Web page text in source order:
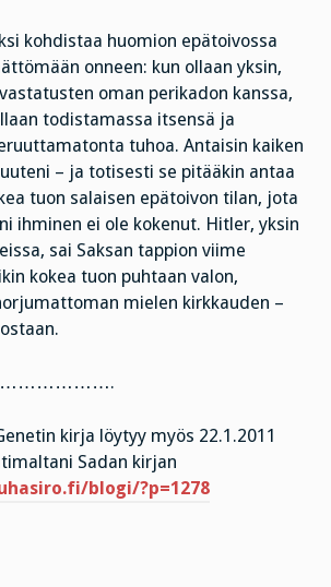
kohdistaa huomion epätoivossa
onneen: kun ollaan yksin,
oman perikadon kanssa,
todistamassa itsensä ja
tuhoa. Antaisin kaiken
– ja totisesti se pitääkin antaa
tuon salaisen epätoivon tilan, jota
ihminen ei ole kokenut. Hitler, yksin
sai Saksan tappion viime
kokea tuon puhtaan valon,
mielen kirkkauden –
kirja löytyy myös 22.1.2011
Sadan kirjan
blogi/?p=1278